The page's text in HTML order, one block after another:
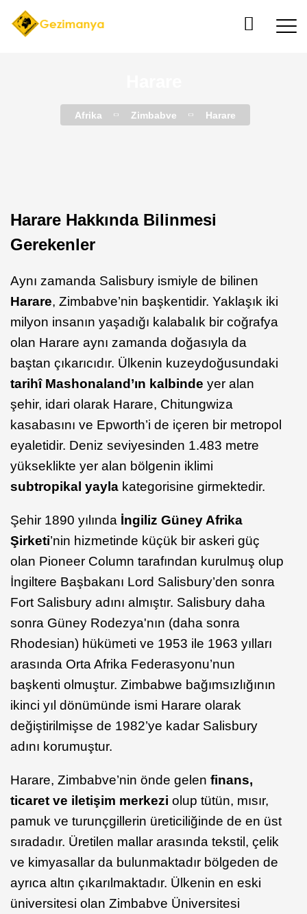
Afrika Zimbabve Harare
Harare Hakkında Bilinmesi
Gerekenler
Aynı zamanda Salisbury ismiyle de bilinen
Harare, Zimbabve’nin başkentidir. Yaklaşık iki
milyon insanın yaşadığı kalabalık bir coğrafya
olan Harare aynı zamanda doğasıyla da
baştan çıkarıcıdır. Ülkenin kuzeydoğusundaki
tarihî Mashonaland’ın kalbinde yer alan
şehir, idari olarak Harare, Chitungwiza
kasabasını ve Epworth’i de içeren bir metropol
eyaletidir. Deniz seviyesinden 1.483 metre
yükseklikte yer alan bölgenin iklimi
subtropikal yayla kategorisine girmektedir.
Şehir 1890 yılında İngiliz Güney Afrika
Şirketi’nin hizmetinde küçük bir askeri güç
olan Pioneer Column tarafından kurulmuş olup
İngiltere Başbakanı Lord Salisbury’den sonra
Fort Salisbury adını almıştır. Salisbury daha
sonra Güney Rodezya'nın (daha sonra
Rhodesian) hükümeti ve 1953 ile 1963 yılları
arasında Orta Afrika Federasyonu’nun
başkenti olmuştur. Zimbabwe bağımsızlığının
ikinci yıl dönümünde ismi Harare olarak
değiştirilmişse de 1982’ye kadar Salisbury
adını korumuştur.
Harare, Zimbabve’nin önde gelen finans,
ticaret ve iletişim merkezi olup tütün, mısır,
pamuk ve turunçgillerin üreticiliğinde de en üst
sıradadır. Üretilen mallar arasında tekstil, çelik
ve kimyasallar da bulunmaktadır bölgeden de
ayrıca altın çıkarılmaktadır. Ülkenin en eski
üniversitesi olan Zimbabve Üniversitesi